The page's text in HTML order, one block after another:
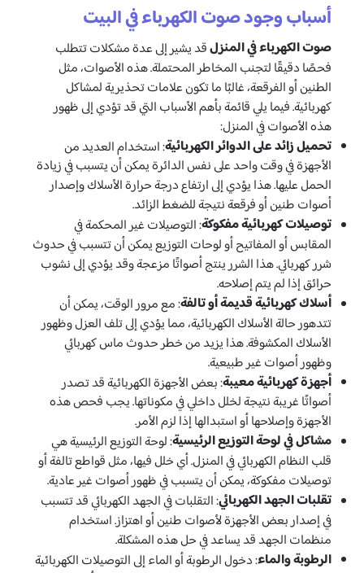
أسباب وجود صوت الكهرباء في البيت
صوت الكهرباء في المنزلقد يشير إلى عدة مشكلات تتطلب
فحصًا دقيقًا لتجنب المخاطر المحتملة. هذه الأصوات، مثل
الطنين أو الفرقعة، غالبًا ما تكون علامات تحذيرية لمشاكل
كهربائية. فيما يلي قائمة بأهم الأسباب التي قد تؤدي إلى ظهور
هذه الأصوات في المنزل:
تحميل زائد على الدوائر الكهربائية: استخدام العديد من
الأجهزة في وقت واحد على نفس الدائرة يمكن أن يتسبب في زيادة
الحمل عليها. هذا يؤدي إلى ارتفاع درجة حرارة الأسلاك وإصدار
أصوات طنين أو فرقعة نتيجة للضغط الزائد.
توصيلات كهربائية مفكوكة: التوصيلات غير المحكمة في
المقابس أو المفاتيح أو لوحات التوزيع يمكن أن تتسبب في حدوث
شرر كهربائي. هذا الشرر ينتج أصواتًا مزعجة وقد يؤدي إلى نشوب
حرائق إذا لم يتم إصلاحه.
أسلاك كهربائية قديمة أو تالفة: مع مرور الوقت، يمكن أن
تتدهور حالة الأسلاك الكهربائية، مما يؤدي إلى تلف العزل وظهور
الأسلاك المكشوفة. هذا يزيد من خطر حدوث ماس كهربائي
وظهور أصوات غير طبيعية.
أجهزة كهربائية معيبة: بعض الأجهزة الكهربائية قد تصدر
أصواتًا غريبة نتيجة لخلل داخلي في مكوناتها. يجب فحص هذه
الأجهزة وإصلاحها أو استبدالها إذا لزم الأمر.
مشاكل في لوحة التوزيع الرئيسية: لوحة التوزيع الرئيسية هي
قلب النظام الكهربائي في المنزل. أي خلل فيها، مثل قواطع تالفة أو
توصيلات مفكوكة، يمكن أن يتسبب في ظهور أصوات غير عادية.
تقلبات الجهد الكهربائي: التقلبات في الجهد الكهربائي قد تتسبب
في إصدار بعض الأجهزة لأصوات طنين أو اهتزاز. استخدام
منظمات الجهد قد يساعد في حل هذه المشكلة.
الرطوبة والماء: دخول الرطوبة أو الماء إلى التوصيلات الكهربائية